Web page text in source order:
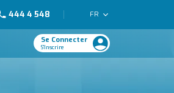
444 4 548 FR
Se Connecter
S'Inscrire